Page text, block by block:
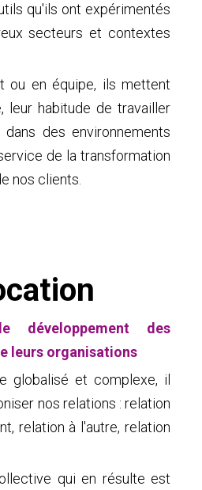
qu'ils ont expérimentés
secteurs et contextes
ou en équipe, ils mettent
leur habitude de travailler
des environnements
de la transformation
nos clients.
développement des
leurs organisations
globalisé et complexe, il
nos relations : relation
relation à l'autre, relation
qui en résulte est